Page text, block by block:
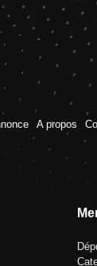
A propos